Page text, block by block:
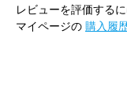
レビューを評価する
マイページの 購入履